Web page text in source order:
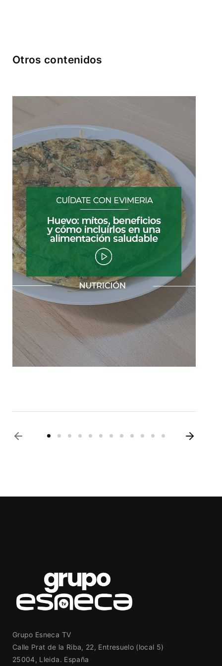
Otros contenidos
Grupo Esneca TV
Calle Prat de la Riba, 22, Entresuelo (local 5)
25004, Lleida. España